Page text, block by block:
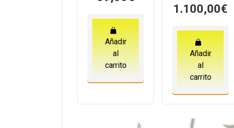
Añadir
al
carrito
1.100,00€
Añadir
al
carrito